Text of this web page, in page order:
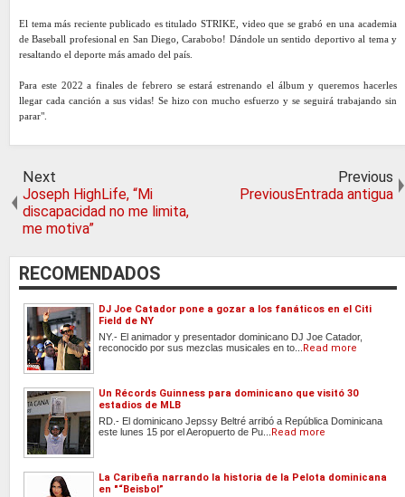
El tema más reciente publicado es titulado STRIKE, video que se grabó en una academia
de Baseball profesional en San Diego, Carabobo! Dándole un sentido deportivo al tema y
resaltando el deporte más amado del país.
Para este 2022 a finales de febrero se estará estrenando el álbum y queremos hacerles
llegar cada canción a sus vidas! Se hizo con mucho esfuerzo y se seguirá trabajando sin
parar".
Next
Joseph HighLife, “Mi
discapacidad no me limita,
me motiva”
Previous
PreviousEntrada antigua
RECOMENDADOS
DJ Joe Catador pone a gozar a los fanáticos en el Citi
Field de NY
NY.- El animador y presentador dominicano DJ Joe Catador,
reconocido por sus mezclas musicales en to... Read more
Un Récords Guinness para dominicano que visitó 30
estadios de MLB
RD.- El dominicano Jepssy Beltré arribó a República Dominicana
este lunes 15 por el Aeropuerto de Pu... Read more
La Caribeña narrando la historia de la Pelota dominicana
en "“Beisbol”